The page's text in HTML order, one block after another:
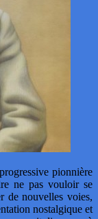
pionnière
ne pas vouloir se
de nouvelles voies,
nostalgique et